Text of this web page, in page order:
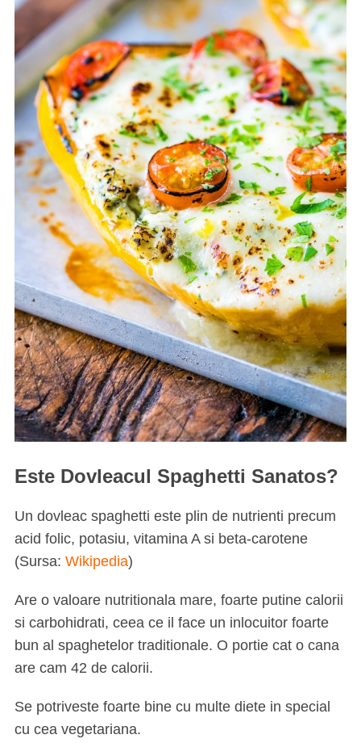
Este Dovleacul Spaghetti Sanatos?
Un dovleac spaghetti este plin de nutrienti precum
acid folic, potasiu, vitamina A si beta-carotene
(Sursa: Wikipedia)
Are o valoare nutritionala mare, foarte putine calorii
si carbohidrati, ceea ce il face un inlocuitor foarte
bun al spaghetelor traditionale. O portie cat o cana
are cam 42 de calorii.
Se potriveste foarte bine cu multe diete in special
cu cea vegetariana.